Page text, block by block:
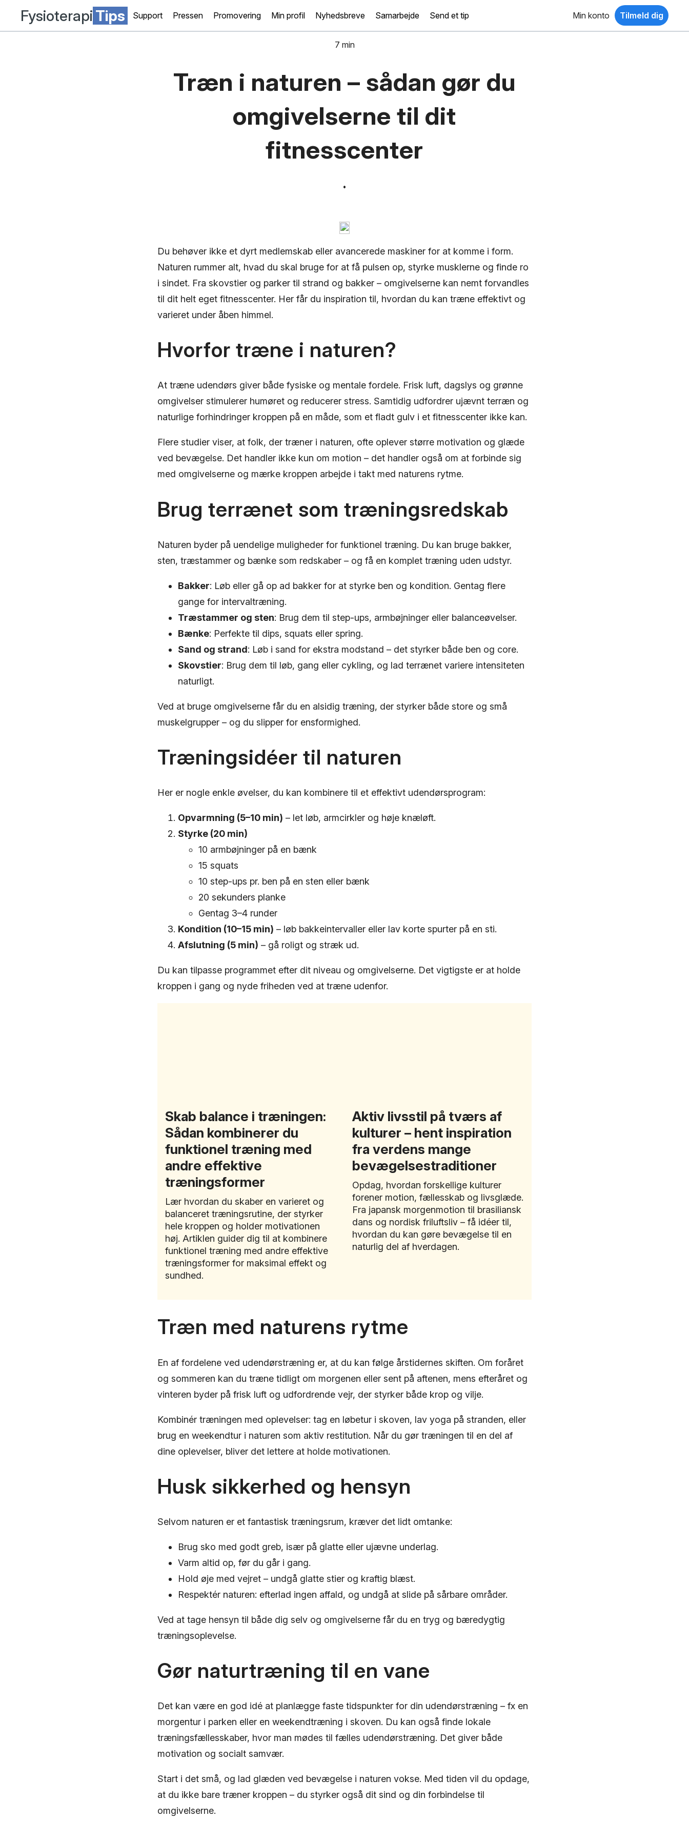
Fysioterapi Tips Support Pressen Promovering Min profil Nyhedsbreve Samarbejde Send et tip Min konto Tilmeld dig
Træn i naturen – sådan gør du
omgivelserne til dit
fitnesscenter
7 min
Du behøver ikke et dyrt medlemskab eller avancerede maskiner for at komme i form.
Naturen rummer alt, hvad du skal bruge for at få pulsen op, styrke musklerne og finde ro
i sindet. Fra skovstier og parker til strand og bakker – omgivelserne kan nemt forvandles
til dit helt eget fitnesscenter. Her får du inspiration til, hvordan du kan træne effektivt og
varieret under åben himmel.
Hvorfor træne i naturen?
At træne udendørs giver både fysiske og mentale fordele. Frisk luft, dagslys og grønne
omgivelser stimulerer humøret og reducerer stress. Samtidig udfordrer ujævnt terræn og
naturlige forhindringer kroppen på en måde, som et fladt gulv i et fitnesscenter ikke kan.
Flere studier viser, at folk, der træner i naturen, ofte oplever større motivation og glæde
ved bevægelse. Det handler ikke kun om motion – det handler også om at forbinde sig
med omgivelserne og mærke kroppen arbejde i takt med naturens rytme.
Brug terrænet som træningsredskab
Naturen byder på uendelige muligheder for funktionel træning. Du kan bruge bakker,
sten, træstammer og bænke som redskaber – og få en komplet træning uden udstyr.
Bakker: Løb eller gå op ad bakker for at styrke ben og kondition. Gentag flere
gange for intervaltræning.
Træstammer og sten: Brug dem til step-ups, armbøjninger eller balanceøvelser.
Bænke: Perfekte til dips, squats eller spring.
Sand og strand: Løb i sand for ekstra modstand – det styrker både ben og core.
Skovstier: Brug dem til løb, gang eller cykling, og lad terrænet variere intensiteten
naturligt.
Ved at bruge omgivelserne får du en alsidig træning, der styrker både store og små
muskelgrupper – og du slipper for ensformighed.
Træningsidéer til naturen
Her er nogle enkle øvelser, du kan kombinere til et effektivt udendørsprogram:
Opvarmning (5–10 min) – let løb, armcirkler og høje knæløft.
Styrke (20 min)
10 armbøjninger på en bænk
15 squats
10 step-ups pr. ben på en sten eller bænk
20 sekunders planke
Gentag 3–4 runder
Kondition (10–15 min) – løb bakkeintervaller eller lav korte spurter på en sti.
Afslutning (5 min) – gå roligt og stræk ud.
Du kan tilpasse programmet efter dit niveau og omgivelserne. Det vigtigste er at holde
kroppen i gang og nyde friheden ved at træne udenfor.
Skab balance i træningen:
Sådan kombinerer du
funktionel træning med
andre effektive
træningsformer
Lær hvordan du skaber en varieret og
balanceret træningsrutine, der styrker
hele kroppen og holder motivationen
høj. Artiklen guider dig til at kombinere
funktionel træning med andre effektive
træningsformer for maksimal effekt og
sundhed.
Aktiv livsstil på tværs af
kulturer – hent inspiration
fra verdens mange
bevægelsestraditioner
Opdag, hvordan forskellige kulturer
forener motion, fællesskab og livsglæde.
Fra japansk morgenmotion til brasiliansk
dans og nordisk friluftsliv – få idéer til,
hvordan du kan gøre bevægelse til en
naturlig del af hverdagen.
Træn med naturens rytme
En af fordelene ved udendørstræning er, at du kan følge årstidernes skiften. Om foråret
og sommeren kan du træne tidligt om morgenen eller sent på aftenen, mens efteråret og
vinteren byder på frisk luft og udfordrende vejr, der styrker både krop og vilje.
Kombinér træningen med oplevelser: tag en løbetur i skoven, lav yoga på stranden, eller
brug en weekendtur i naturen som aktiv restitution. Når du gør træningen til en del af
dine oplevelser, bliver det lettere at holde motivationen.
Husk sikkerhed og hensyn
Selvom naturen er et fantastisk træningsrum, kræver det lidt omtanke:
Brug sko med godt greb, især på glatte eller ujævne underlag.
Varm altid op, før du går i gang.
Hold øje med vejret – undgå glatte stier og kraftig blæst.
Respektér naturen: efterlad ingen affald, og undgå at slide på sårbare områder.
Ved at tage hensyn til både dig selv og omgivelserne får du en tryg og bæredygtig
træningsoplevelse.
Gør naturtræning til en vane
Det kan være en god idé at planlægge faste tidspunkter for din udendørstræning – fx en
morgentur i parken eller en weekendtræning i skoven. Du kan også finde lokale
træningsfællesskaber, hvor man mødes til fælles udendørstræning. Det giver både
motivation og socialt samvær.
Start i det små, og lad glæden ved bevægelse i naturen vokse. Med tiden vil du opdage,
at du ikke bare træner kroppen – du styrker også dit sind og din forbindelse til
omgivelserne.